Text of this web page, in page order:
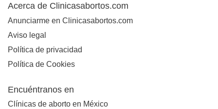
Acerca de Clinicasabortos.com
Anunciarme en Clinicasabortos.com
Aviso legal
Política de privacidad
Política de Cookies
Encuéntranos en
Clínicas de aborto en México